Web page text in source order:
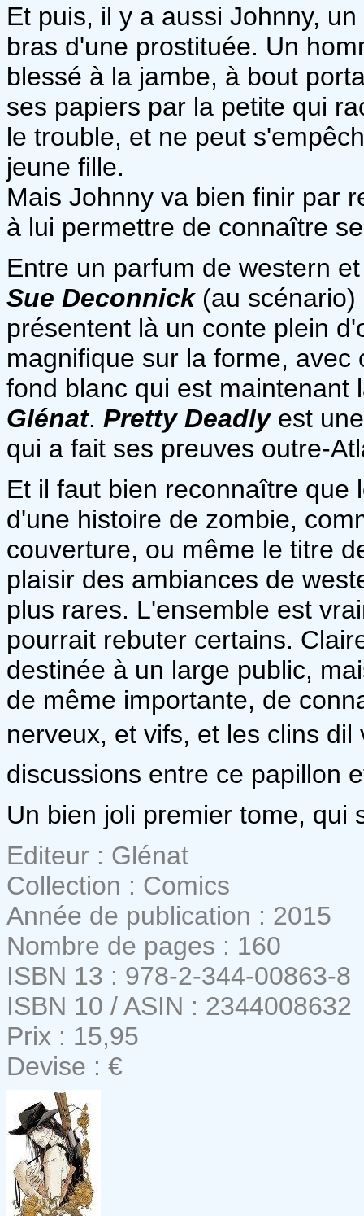
Et puis, il y a aussi Johnny,
bras d'une prostituée. Un
blessé à la jambe, à bout
ses papiers par la petite qui
le trouble, et ne peut
jeune fille.
Mais Johnny va bien finir par
à lui permettre de connaître
Entre un parfum de western
Sue Deconnick(au
présentent là un conte plein
magnifique sur la forme,
fond blanc qui est maintenant
Glénat. Pretty Deadlyest
qui a fait ses preuves outre-
Et il faut bien reconnaître que
d'une histoire de zombie,
couverture, ou même le titre
plaisir des ambiances de
plus rares. L'ensemble est
pourrait rebuter certains.
destinée à un large public,
de même importante, de
nerveux, et vifs, et les clins
discussions entre ce papillon
Un bien joli premier tome, qui
Editeur : Glénat
Collection : Comics
Année de publication : 2015
Nombre de pages : 160
ISBN 13 : 978-2-344-00863-8
ISBN 10 / ASIN : 2344008632
Prix : 15,95
Devise : €